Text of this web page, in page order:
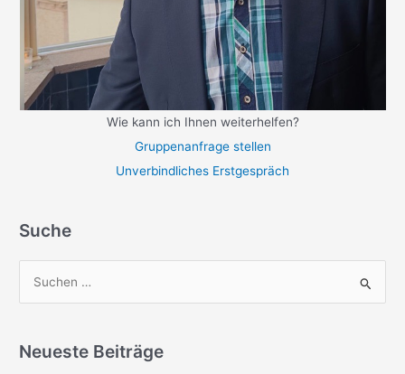
Wie kann ich Ihnen weiterhelfen?
Gruppenanfrage stellen
Unverbindliches Erstgespräch
Suche
h
Neueste Beiträge